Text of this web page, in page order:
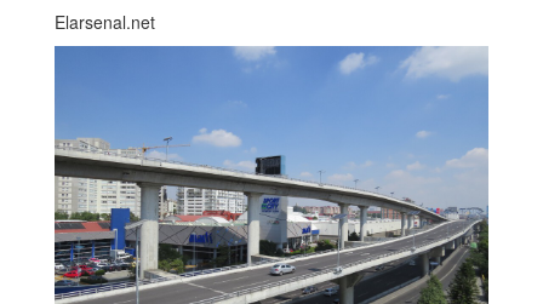
Elarsenal.net